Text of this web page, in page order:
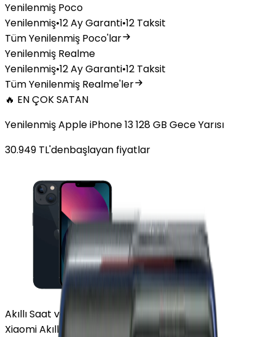
Yenilenmiş Poco
Yenilenmiş•12 Ay Garanti•12 Taksit
Tüm Yenilenmiş Poco'lar
Yenilenmiş Realme
Yenilenmiş•12 Ay Garanti•12 Taksit
Tüm Yenilenmiş Realme'ler
🔥 EN ÇOK SATAN
Yenilenmiş Apple iPhone 13 128 GB Gece Yarısı
30.949 TL'denbaşlayan fiyatlar
Akıllı Saat ve Bileklik
Xiaomi Akıllı Saat